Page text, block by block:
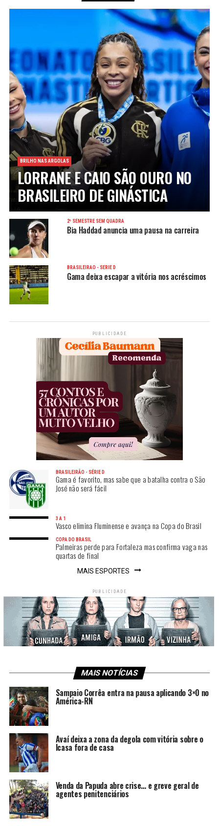
BRILHO NAS ARGOLAS
LORRANE E CAIO SÃO OURO NO
BRASILEIRO DE GINÁSTICA
2º SEMESTRE SEM QUADRA
Bia Haddad anuncia uma pausa na carreira
BRASILEIRÃO - SÉRIE D
Gama deixa escapar a vitória nos acréscimos
PUBLICIDADE
BRASILEIRÃO - SÉRIE D
Gama é favorito, mas sabe que a batalha contra o São
José não será fácil
3 A 1
Vasco elimina Fluminense e avança na Copa do Brasil
COPA DO BRASIL
Palmeiras perde para Fortaleza mas confirma vaga nas
quartas de final
MAIS ESPORTES
PUBLICIDADE
MAIS NOTÍCIAS
Sampaio Corrêa entra na pausa aplicando 3×0 no
América-RN
Avaí deixa a zona da degola com vitória sobre o
Icasa fora de casa
Venda da Papuda abre crise… e greve geral de
agentes penitenciários